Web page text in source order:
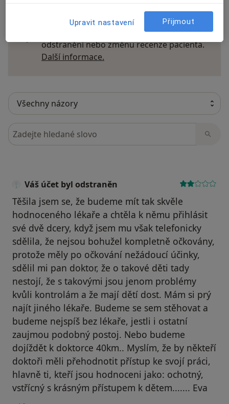
Recenze pacientů jsou pro nás důležité.
Specialisté nemají možnost zaplatit za
odstranění nebo změnu recenze pacienta.
Další informace.
Hledejte v názorech
Váš účet byl odstraněn
Těšila jsem se, že budeme mít tak skvěle
hodnoceného lékaře a chtěla k němu přihlásit
své dvě dcery, když jsem mu však telefonicky
sdělila, že nejsou bohužel kompletně očkovány,
protože měly po očkování nežádoucí účinky,
sdělil mi pan doktor, že o takové děti tady
nestojí, že s takovými jsou jenom problémy
kvůli kontrolám a že mají dětí dost. Mám si prý
najít jiného lékaře. Budeme se sem stěhovat a
budeme nejspíš bez lékaře, jestli i ostatní
zaujmou podobný postoj. Nebo budeme
dojíždět k doktorce 40km.. Myslím, že by někteří
doktoři měli přehodnotit přístup ke svojí práci,
hlavně ti, kteří jsou hodnoceni jako: ochotný,
vstřícný s krásným přístupem k dětem....... Eva
Upravit nastavení Přijmout